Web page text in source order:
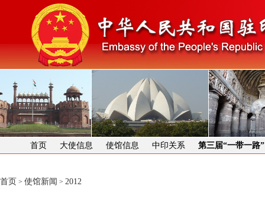
首页 大使信息 使馆信息 中印关系 第三届“一带一路
首页 > 使馆新闻 > 2012